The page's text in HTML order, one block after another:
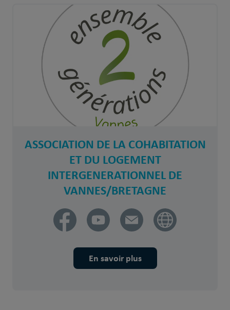
ASSOCIATION DE LA COHABITATION
ET DU LOGEMENT
INTERGENERATIONNEL DE
VANNES/BRETAGNE
En savoir plus